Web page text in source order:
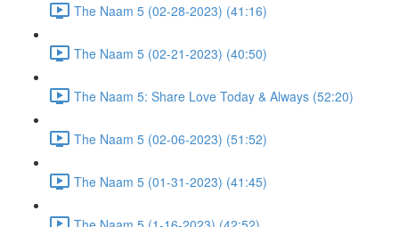
The Naam 5 (02-28-2023) (41:16)
The Naam 5 (02-21-2023) (40:50)
The Naam 5: Share Love Today & Always (52:20)
The Naam 5 (02-06-2023) (51:52)
The Naam 5 (01-31-2023) (41:45)